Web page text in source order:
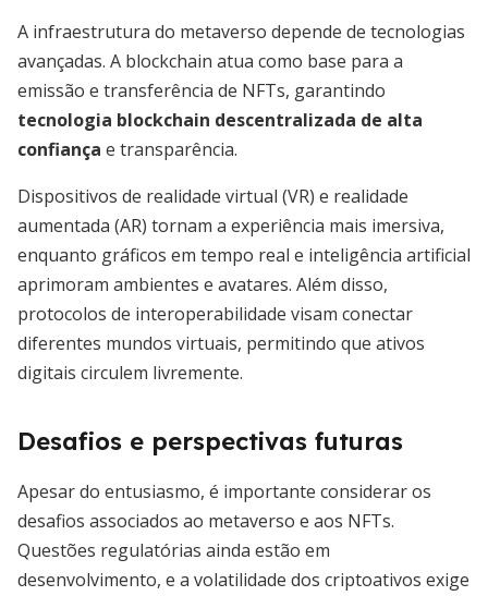
A infraestrutura do metaverso depende de tecnologias
avançadas. A blockchain atua como base para a
emissão e transferência de NFTs, garantindo
tecnologia blockchain descentralizada de alta
confiança e transparência.
Dispositivos de realidade virtual (VR) e realidade
aumentada (AR) tornam a experiência mais imersiva,
enquanto gráficos em tempo real e inteligência artificial
aprimoram ambientes e avatares. Além disso,
protocolos de interoperabilidade visam conectar
diferentes mundos virtuais, permitindo que ativos
digitais circulem livremente.
Desafios e perspectivas futuras
Apesar do entusiasmo, é importante considerar os
desafios associados ao metaverso e aos NFTs.
Questões regulatórias ainda estão em
desenvolvimento, e a volatilidade dos criptoativos exige